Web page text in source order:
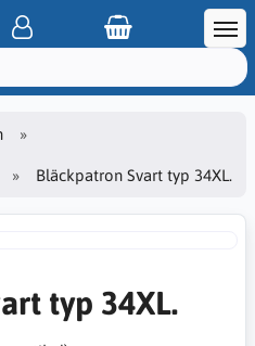
Bläckpatron Svart typ 34XL.
typ 34XL.